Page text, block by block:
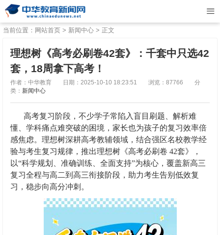
当前位置： 网站首页 > 新闻中心 > 正文
理想树《高考必刷卷42套》：千套中只选42
套，18周拿下高考！
作者：中华教育 日期：2025-10-10 18:23:51 浏览：87766
分
类： 新闻中心
高考复习阶段，不少学子常陷入盲目刷题、解析难
懂、学科痛点难突破的困境，家长也为孩子的复习效率倍
感焦虑。理想树深耕高考教辅领域，结合强区名校教学经
验与考生复习规律，推出理想树《高考必刷卷 42套》，
以“科学规划、准确训练、全面支持”为核心，覆盖新高三
复习全程与高二到高三衔接阶段，助力考生告别低效复
习，稳步向高分冲刺。